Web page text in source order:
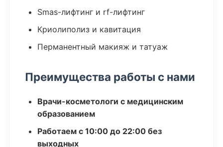
Smas-лифтинг и rf-лифтинг
Криолиполиз и кавитация
Перманентный макияж и татуаж
Преимущества работы с нами
Врачи-косметологи с медицинским
образованием
Работаем с 10:00 до 22:00 без
выходных